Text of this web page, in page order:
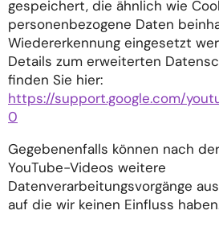
gespeichert, die ähnlich wie
personenbezogene Daten
Wiedererkennung eingesetzt
Details zum erweiterten
finden Sie hier:
https://support.google.com/
0
Gegebenenfalls können nach
YouTube-Videos weitere
Datenverarbeitungsvorgänge
auf die wir keinen Einfluss